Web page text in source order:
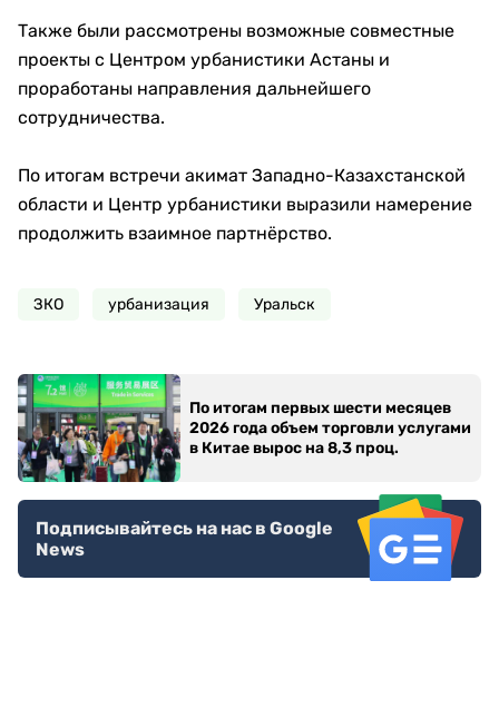
Также были рассмотрены возможные совместные
проекты с Центром урбанистики Астаны и
проработаны направления дальнейшего
сотрудничества.
По итогам встречи акимат Западно-Казахстанской
области и Центр урбанистики выразили намерение
продолжить взаимное партнёрство.
ЗКО урбанизация Уральск
По итогам первых шести месяцев
2026 года объем торговли услугами
в Китае вырос на 8,3 проц.
Подписывайтесь на нас в Google
News